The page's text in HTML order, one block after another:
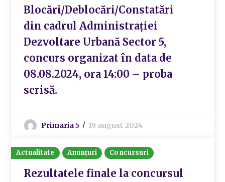
Blocări/Deblocări/Constatări
din cadrul Administrației
Dezvoltare Urbană Sector 5,
concurs organizat în data de
08.08.2024, ora 14:00 – proba
scrisă.
Primaria 5 19 august 2024
Actualitate Anunțuri Concursuri
Rezultatele finale la concursul